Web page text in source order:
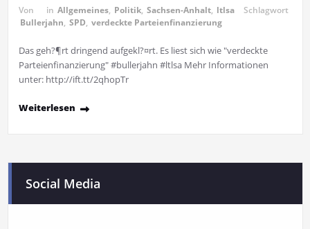
Von in Allgemeines, Politik, Sachsen-Anhalt, ltlsa
Schlagwort
Bullerjahn, SPD, verdeckte Parteienfinanzierung
Das geh?¶rt dringend aufgekl?¤rt. Es liest sich wie "verdeckte
Parteienfinanzierung" #bullerjahn #ltlsa Mehr Informationen
unter: http://ift.tt/2qhopTr
Weiterlesen
Social Media